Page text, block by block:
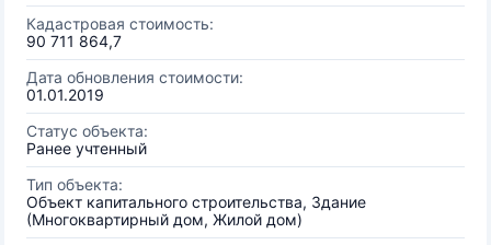
Кадастровая стоимость:
90 711 864,7
Дата обновления стоимости:
01.01.2019
Статус объекта:
Ранее учтенный
Тип объекта:
Объект капитального строительства, Здание
(Многоквартирный дом, Жилой дом)